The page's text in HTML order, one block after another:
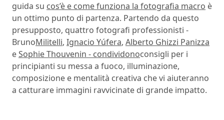
guida su cos’è e come funziona la fotografia macro è
un ottimo punto di partenza. Partendo da questo
presupposto, quattro fotografi professionisti -
BrunoMilitelli, Ignacio Yúfera, Alberto Ghizzi Panizza
eSophie Thouvenin - condividonoconsigli per i
principianti su messa a fuoco, illuminazione,
composizione e mentalità creativa che vi aiuteranno
a catturare immagini ravvicinate di grande impatto.